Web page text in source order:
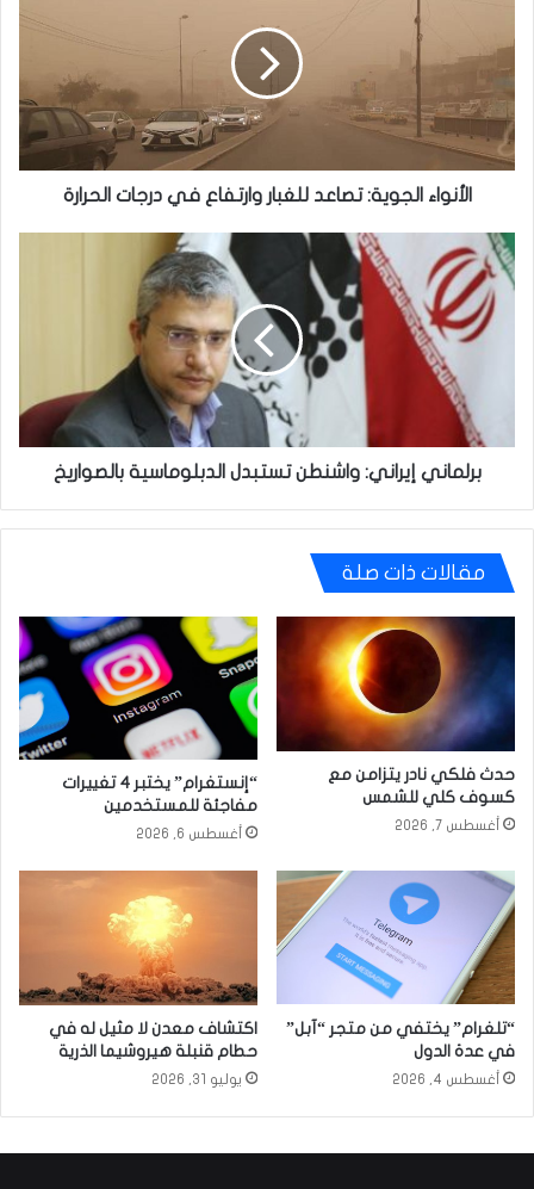
للغبار
وارتفاع
في
درجات
الحرارة
الأنواء الجوية: تصاعد للغبار وارتفاع في درجات الحرارة
برلماني
إيراني:
واشنطن
تستبدل
الدبلوماسية
برلماني إيراني: واشنطن تستبدل الدبلوماسية بالصواريخ
مقالات ذات صلة
حدث فلكي نادر يتزامن مع
كسوف كلي للشمس
أغسطس 7, 2026
“إنستغرام” يختبر 4 تغييرات
مفاجئة للمستخدمين
أغسطس 6, 2026
“تلغرام” يختفي من متجر “آبل”
في عدة الدول
أغسطس 4, 2026
اكتشاف معدن لا مثيل له في
حطام قنبلة هيروشيما الذرية
يوليو 31, 2026